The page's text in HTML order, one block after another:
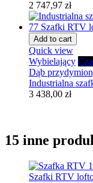
2 747,97 zł
Add to cart
Quick view
Wybielający
Dąb
Industrialna
3 438,00 zł
15 inne